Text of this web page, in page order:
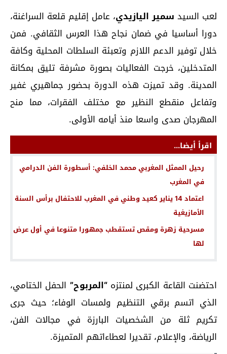
لعب السيد سمير اليازيدي، عامل إقليم قلعة السراغنة،
دورا أساسيا في ضمان نجاح هذا العرس الثقافي. فمن
خلال توفير الدعم اللازم وتعبئة السلطات المحلية وكافة
المتدخلين، خرجت الفعاليات بصورة مشرفة تليق بمكانة
المدينة. وقد تميزت هذه الدورة بحضور جماهيري غفير
وتفاعل منقطع النظير مع مختلف الفقرات، مما منح
المهرجان صدى واسعا منذ أيامه الأولى.
اقرأ أيضا...
رحيل الممثل المغربي محمد الخلفي: أسطورة الفن الدرامي
في المغرب
اعتماد 14 يناير كعيد وطني في المغرب للاحتفال برأس السنة
الأمازيغية
مسرحية زهرة ومقص تستقطب جمهورا متنوعا في أول عرض
لها
احتضنت القاعة الكبرى لمنتزه“المربوح” الحفل الختامي،
الذي اتسم برقي التنظيم ولمسات الوفاء؛ حيث جرى
تكريم ثلة من الشخصيات البارزة في مجالات الفن،
الرياضة، والإعلام، تقديرا لعطاءاتهم المتميزة.